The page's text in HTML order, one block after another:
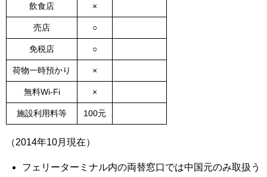
飲食店 ×
売店 ○
免税店 ○
荷物一時預かり ×
無料Wi-Fi ×
施設利用料等 100元
（2014年10月現在）
フェリーターミナル内の両替窓口では中国元のみ取扱う